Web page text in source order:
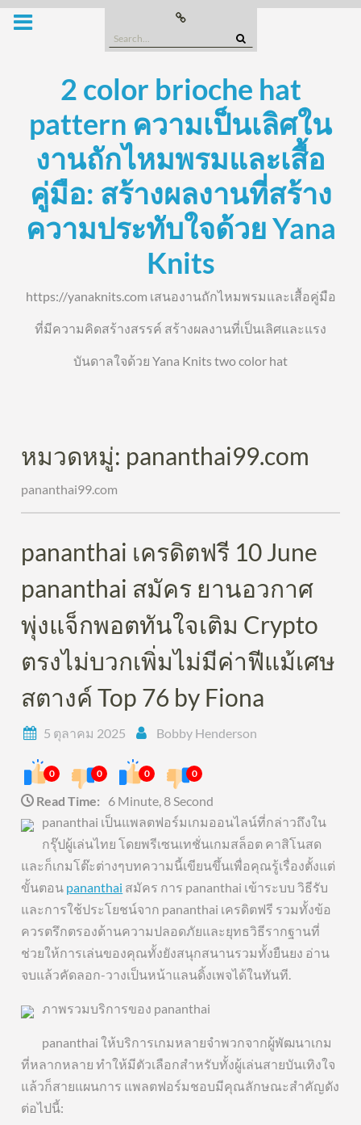
Skip
Buy
this
Search
for:
2 color brioche hat
pattern ความเป็นเลิศใน
งานถักไหมพรมและเสื้อ
คู่มือ: สร้างผลงานที่สร้าง
ความประทับใจด้วย Yana
Knits
https://yanaknits.com เสนองานถักไหมพรมและเสื้อคู่มือ
ที่มีความคิดสร้างสรรค์ สร้างผลงานที่เป็นเลิศและแรง
บันดาลใจด้วย Yana Knits two color hat
หมวดหมู่: pananthai99.com
pananthai99.com
pananthai เครดิตฟรี 10 June
pananthai สมัคร ยานอวกาศ
พุ่งแจ็กพอตทันใจเติม Crypto
ตรงไม่บวกเพิ่มไม่มีค่าฟีแม้เศษ
สตางค์ Top 76 by Fiona
5 ตุลาคม 2025 Bobby Henderson
0 0 0 0
Read Time:
6 Minute, 8 Second
pananthai เป็นแพลตฟอร์มเกมออนไลน์ที่กล่าวถึงใน
กรุ๊ปผู้เล่นไทย โดยพรีเซนเทชั่นเกมสล็อต คาสิโนสด
และก็เกมโต๊ะต่างๆบทความนี้เขียนขึ้นเพื่อคุณรู้เรื่องตั้งแต่
ขั้นตอน pananthai สมัคร การ pananthai เข้าระบบ วิธีรับ
และการใช้ประโยชน์จาก pananthai เครดิตฟรี รวมทั้งข้อ
ควรตรึกตรองด้านความปลอดภัยและยุทธวิธีรากฐานที่
ช่วยให้การเล่นของคุณทั้งยังสนุกสนานรวมทั้งยืนยง อ่าน
จบแล้วคัดลอก-วางเป็นหน้าแลนดิ้งเพจได้ในทันที.
ภาพรวมบริการของ pananthai
pananthai ให้บริการเกมหลายจำพวกจากผู้พัฒนาเกม
ที่หลากหลาย ทำให้มีตัวเลือกสำหรับทั้งผู้เล่นสายบันเทิงใจ
แล้วก็สายแผนการ แพลตฟอร์มชอบมีคุณลักษณะสำคัญดัง
ต่อไปนี้: